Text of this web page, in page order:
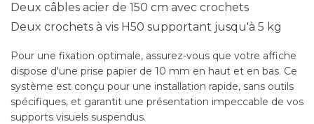
Deux câbles acier de 150 cm avec crochets
Deux crochets à vis H50 supportant jusqu'à 5 kg
Pour une fixation optimale, assurez-vous que votre affiche
dispose d'une prise papier de 10 mm en haut et en bas. Ce
système est conçu pour une installation rapide, sans outils
spécifiques, et garantit une présentation impeccable de vos
supports visuels suspendus.